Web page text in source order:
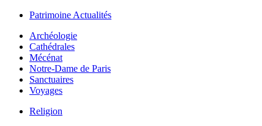
Patrimoine Actualités
Archéologie
Cathédrales
Mécénat
Notre-Dame de Paris
Sanctuaires
Voyages
Religion